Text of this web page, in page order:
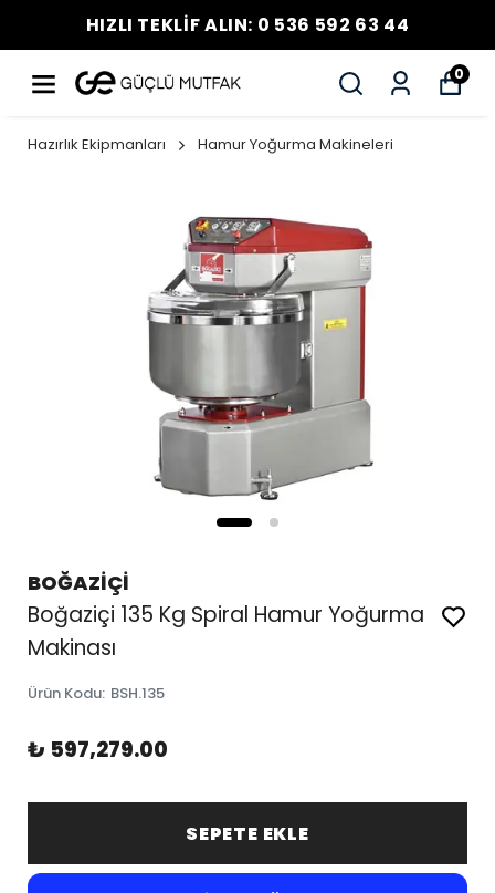
HIZLI TEKLİF ALIN: 0 536 592 63 44
0
Hazırlık Ekipmanları Hamur Yoğurma Makineleri
BOĞAZİÇİ
Boğaziçi 135 Kg Spiral Hamur Yoğurma
Makinası
Ürün Kodu: BSH.135
₺ 597,279.00
SEPETE EKLE